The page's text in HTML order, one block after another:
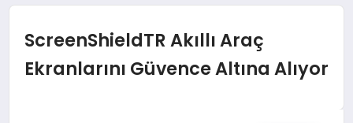
DÜNYA
ScreenShieldTR Akıllı Araç
Ekranlarını Güvence Altına Alıyor